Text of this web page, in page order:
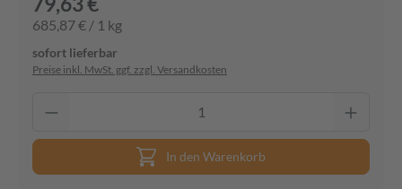
685,87 € / 1 kg
sofort lieferbar
Preise inkl. MwSt. ggf. zzgl. Versandkosten
In den Warenkorb